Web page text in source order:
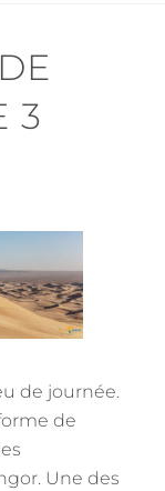
3
de journée.
de
Une des